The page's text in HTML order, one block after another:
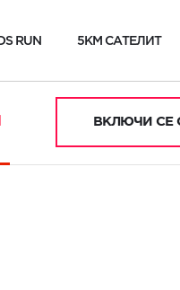
RUN 5KM САТЕЛИТ
ВКЛЮЧИ СЕ